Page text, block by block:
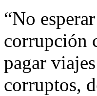
“No
corrupción
pagar
corruptos,